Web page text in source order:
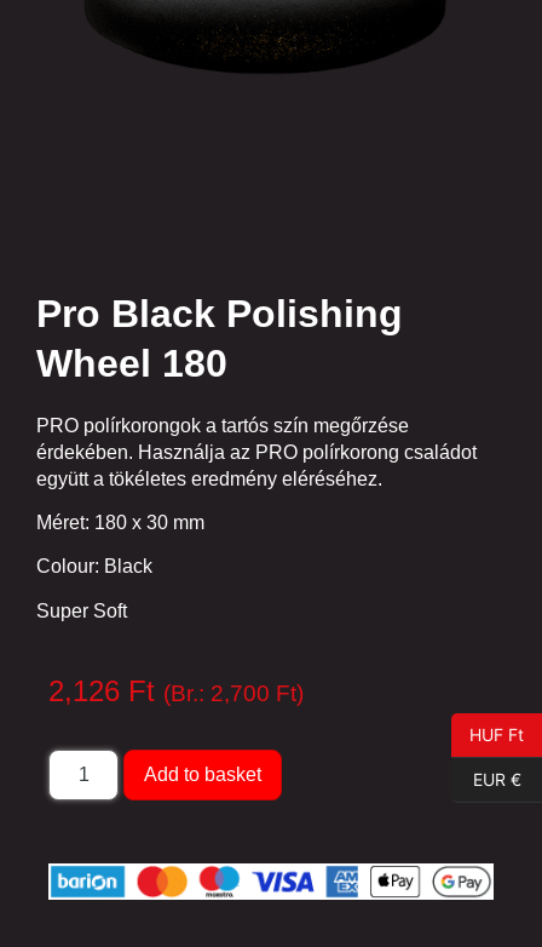
Pro Black Polishing
Wheel 180
PRO polírkorongok a tartós szín megőrzése
érdekében. Használja az PRO polírkorong családot
együtt a tökéletes eredmény eléréséhez.
Méret: 180 x 30 mm
Colour: Black
Super Soft
2,126 Ft (Br.: 2,700 Ft)
Add to basket
HUF Ft
EUR €